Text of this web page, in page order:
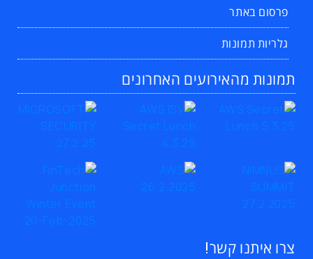
פרסום באתר
גלריות תמונות
תמונות מהאירועים האחרונים
צרו איתנו קשר!